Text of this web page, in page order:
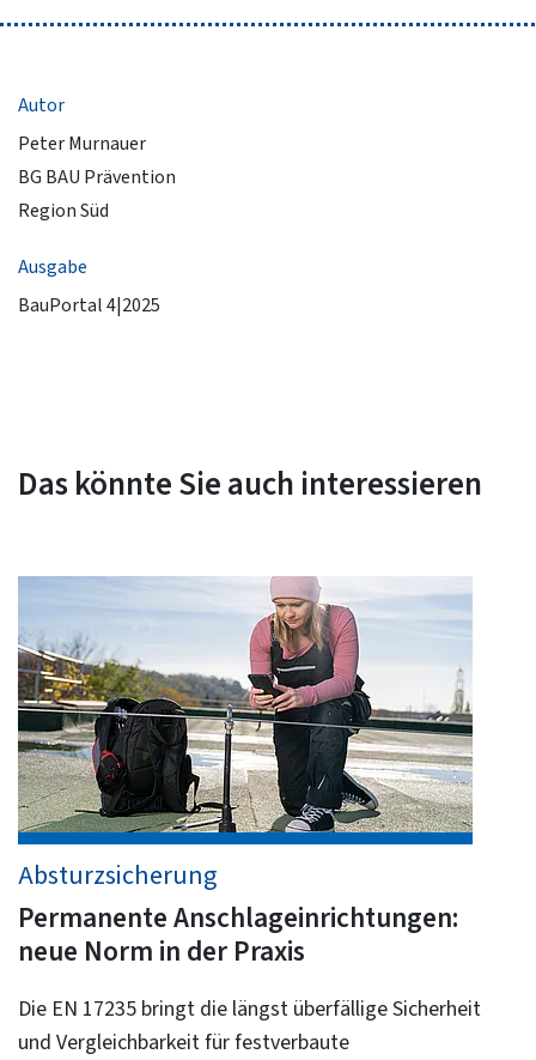
Autor
Peter Murnauer
BG BAU Prävention
Region Süd
Ausgabe
BauPortal 4|2025
Das könnte Sie auch interessieren
Absturzsicherung
Permanente Anschlageinrichtungen:
neue Norm in der Praxis
Die EN 17235 bringt die längst überfällige Sicherheit
und Vergleichbarkeit für festverbaute